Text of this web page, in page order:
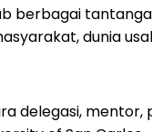
berbagai
dunia
delegasi,